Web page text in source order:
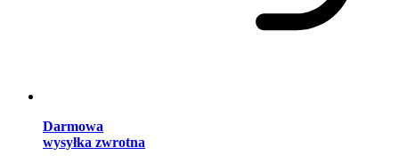
Darmowa
wysyłka zwrotna